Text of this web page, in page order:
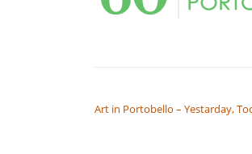
Art in Portobello – Yestarday,